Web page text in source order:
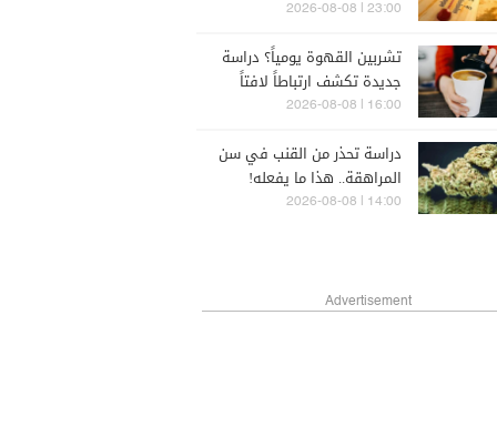
ارتفاع درجات الحرارة
23:00 | 2026-08-08
تشربين القهوة يومياً؟ دراسة
جديدة تكشف ارتباطاً لافتاً
بسرطان الثدي
16:00 | 2026-08-08
دراسة تحذر من القنب في سن
المراهقة.. هذا ما يفعله!
14:00 | 2026-08-08
Advertisement